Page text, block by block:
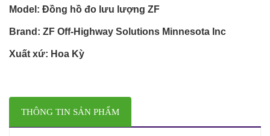
Model: Đồng hồ đo lưu lượng ZF
Brand: ZF Off-Highway Solutions Minnesota Inc
Xuất xứ: Hoa Kỳ
THÔNG TIN SẢN PHẨM